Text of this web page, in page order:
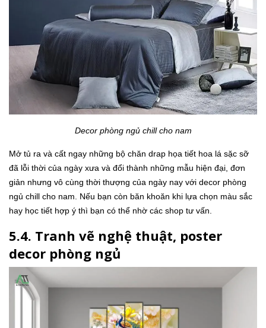
Decor phòng ngủ chill cho nam
Mở tủ ra và cất ngay những bộ chăn drap họa tiết hoa lá sặc sỡ
đã lỗi thời của ngày xưa và đổi thành những mẫu hiện đại, đơn
giản nhưng vô cùng thời thượng của ngày nay với decor phòng
ngủ chill cho nam. Nếu bạn còn băn khoăn khi lựa chọn màu sắc
hay học tiết hợp ý thì bạn có thể nhờ các shop tư vấn.
5.4. Tranh vẽ nghệ thuật, poster
decor phòng ngủ